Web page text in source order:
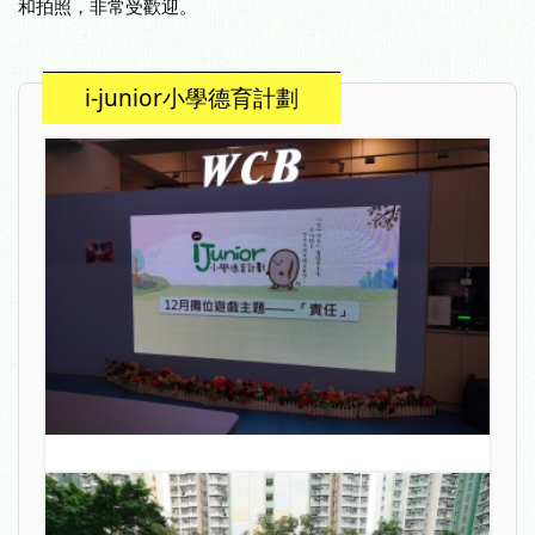
和拍照，非常受歡迎。
i-junior小學德育計劃